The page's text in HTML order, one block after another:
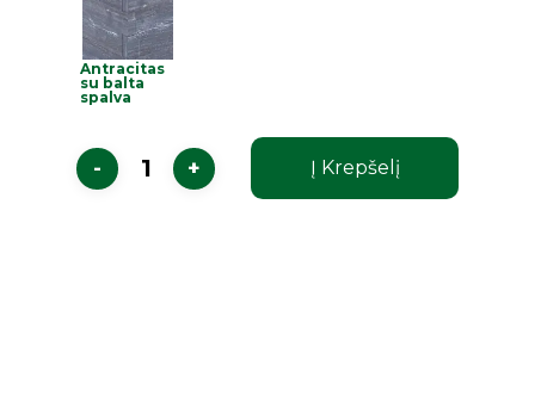
Antracitas
su balta
spalva
Į Krepšelį